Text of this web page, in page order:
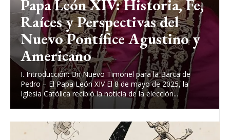
Papa León XIV: Historia, Fe,
Raíces y Perspectivas del
Nuevo Pontífice Agustino y
Americano
I. Introducción: Un Nuevo Timonel para la Barca de
Pedro – El Papa León XIV El 8 de mayo de 2025, la
Iglesia Católica recibió la noticia de la elección...